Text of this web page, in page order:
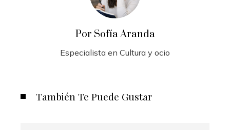
Por Sofía Aranda
Especialista en Cultura y ocio
También Te Puede Gustar